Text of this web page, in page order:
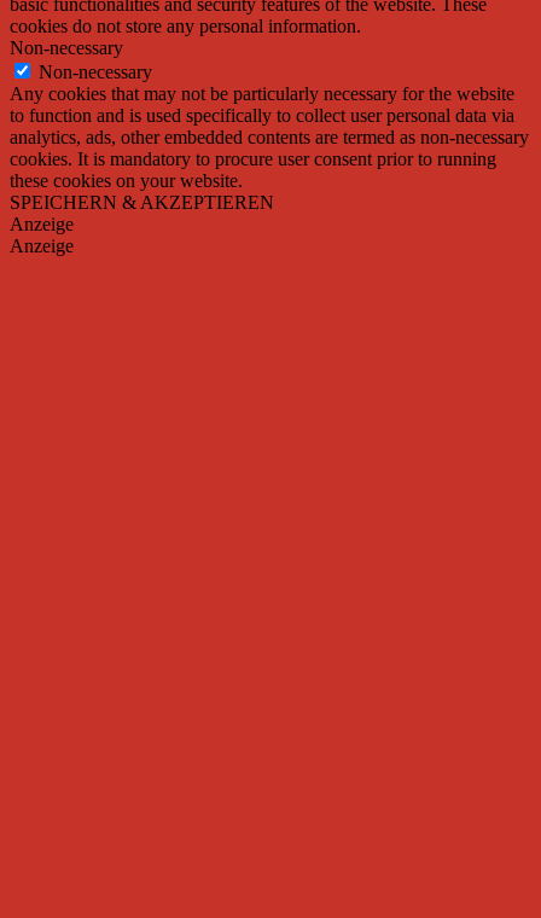
basic functionalities and security features of the website. These
cookies do not store any personal information.
Non-necessary
Non-necessary
Any cookies that may not be particularly necessary for the website
to function and is used specifically to collect user personal data via
analytics, ads, other embedded contents are termed as non-necessary
cookies. It is mandatory to procure user consent prior to running
these cookies on your website.
SPEICHERN & AKZEPTIEREN
Anzeige
Anzeige